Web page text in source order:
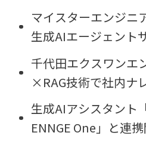
ト・UI・セキュリテ
性向上へ
マイスターエンジニ
生成AIエージェント
e」を導入
千代田エクスワンエ
×RAG技術で社内ナ
化」を実現。AIエー
e」の運用を開始
生成AIアシスタント
ENNGE One」と連